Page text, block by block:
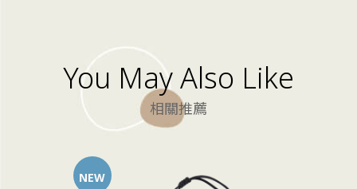
You May Also Like
相關推薦
NEW